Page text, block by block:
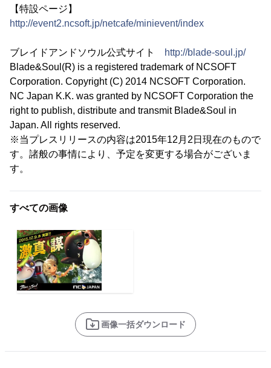
【特設ページ】
http://event2.ncsoft.jp/netcafe/minievent/index
ブレイドアンドソウル公式サイト
http://blade-soul.jp/
Blade&Soul(R) is a registered trademark of NCSOFT
Corporation. Copyright (C) 2014 NCSOFT Corporation.
NC Japan K.K. was granted by NCSOFT Corporation the
right to publish, distribute and transmit Blade&Soul in
Japan. All rights reserved.
※当プレスリリースの内容は2015年12月2日現在のもので
す。諸般の事情により、予定を変更する場合がございま
す。
すべての画像
画像一括ダウンロード